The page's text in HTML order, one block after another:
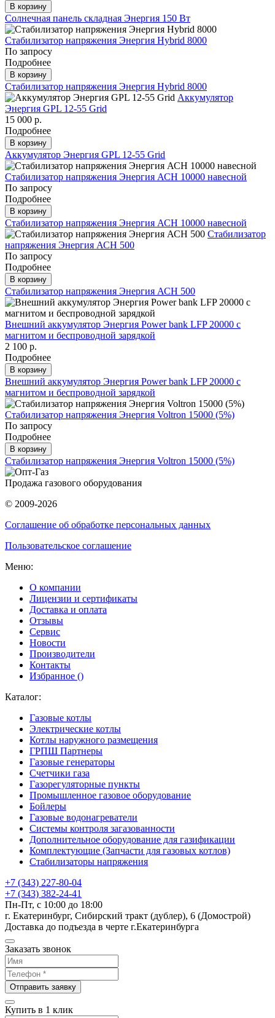
В корзину
Солнечная панель складная Энергия 150 Вт
Стабилизатор напряжения Энергия Hybrid 8000
По запросу
Подробнее
В корзину
Стабилизатор напряжения Энергия Hybrid 8000
Аккумулятор
Энергия GPL 12-55 Grid
15 000 р.
Подробнее
В корзину
Аккумулятор Энергия GPL 12-55 Grid
Стабилизатор напряжения Энергия АСН 10000 навесной
По запросу
Подробнее
В корзину
Стабилизатор напряжения Энергия АСН 10000 навесной
Стабилизатор
напряжения Энергия АСН 500
По запросу
Подробнее
В корзину
Стабилизатор напряжения Энергия АСН 500
Внешний аккумулятор Энергия Power bank LFP 20000 с
магнитом и беспроводной зарядкой
2 100 р.
Подробнее
В корзину
Внешний аккумулятор Энергия Power bank LFP 20000 с
магнитом и беспроводной зарядкой
Стабилизатор напряжения Энергия Voltron 15000 (5%)
По запросу
Подробнее
В корзину
Стабилизатор напряжения Энергия Voltron 15000 (5%)
Продажа газового оборудования
© 2009-2026
Соглашение об обработке персональных данных
Пользовательское соглашение
Меню:
О компании
Лицензии и сертификаты
Доставка и оплата
Отзывы
Сервис
Новости
Производители
Контакты
Избранное ()
Каталог:
Газовые котлы
Электрические котлы
Котлы наружного размещения
ГРПШ Партнеры
Газовые генераторы
Счетчики газа
Газорегуляторные пункты
Промышленное газовое оборудование
Бойлеры
Газовые водонагреватели
Системы контроля загазованности
Дополнительное оборудование для газификации
Комплектующие (Запчасти для газовых котлов)
Стабилизаторы напряжения
+7 (343) 227-80-04
+7 (343) 382-24-41
Пн-Пт, с 10:00 до 18:00
г. Екатеринбург, Сибирский тракт (дублер), 6 (Домострой)
Доставка до подъезда в черте г.Екатеринбурга
Заказать звонок
Отправить заявку
Купить в 1 клик